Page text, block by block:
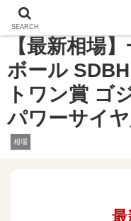
ホーム
【最新相場
ボール
トワン賞 ゴ
パワーサイ
相場
最
SEARCH